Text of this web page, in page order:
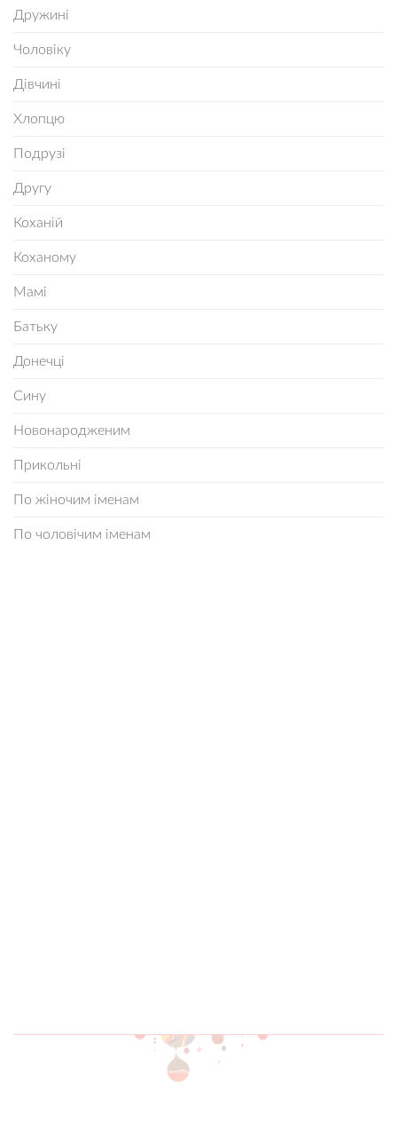
Дружині
Чоловіку
Дівчині
Хлопцю
Подрузі
Другу
Коханій
Коханому
Мамі
Батьку
Донечці
Сину
Новонародженим
Прикольні
По жіночим іменам
По чоловічим іменам